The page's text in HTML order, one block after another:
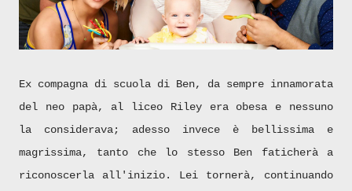
Ex compagna di scuola di Ben, da sempre innamorata
del neo papà, al liceo Riley era obesa e nessuno
la considerava; adesso invece è bellissima e
magrissima, tanto che lo stesso Ben faticherà a
riconoscerla all'inizio. Lei tornerà, continuando